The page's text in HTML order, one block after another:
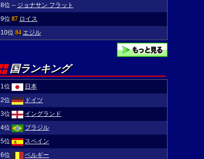
8位 -- ジョナサン フラット
9位87 ロイス
10位84 エジル
国ランキング
1位
日本
2位
ドイツ
3位
イングランド
4位
ブラジル
5位
スペイン
6位
ベルギー